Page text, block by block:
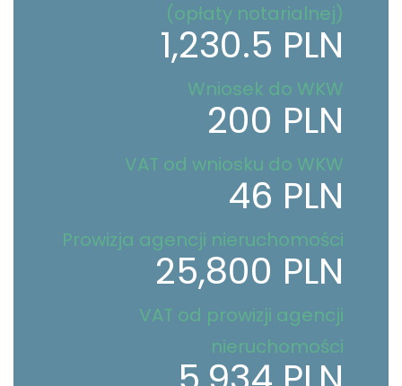
(opłaty notarialnej)
1,230.5 PLN
Wniosek do WKW
200 PLN
VAT od wniosku do WKW
46 PLN
Prowizja agencji nieruchomości
25,800 PLN
VAT od prowizji agencji
nieruchomości